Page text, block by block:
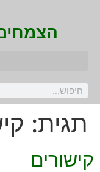
תגית:
קישורים